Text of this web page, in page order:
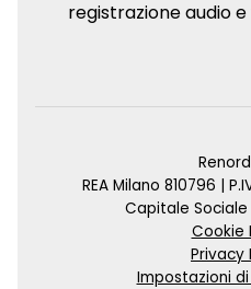
registrazione audio
REA Milano 810796 |
Capitale
Cookie
Privacy
Impostazioni